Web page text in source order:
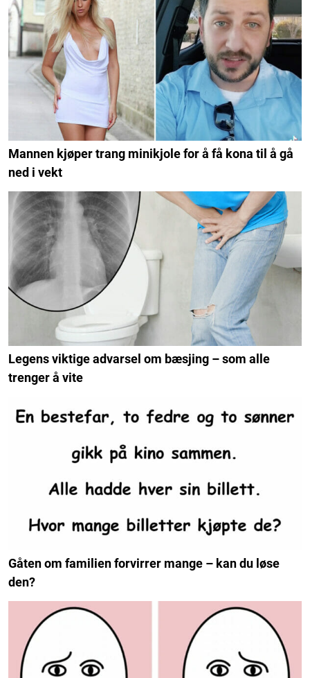
Mannen kjøper trang minikjole for å få kona til å gå
ned i vekt
Legens viktige advarsel om bæsjing – som alle
trenger å vite
Gåten om familien forvirrer mange – kan du løse
den?